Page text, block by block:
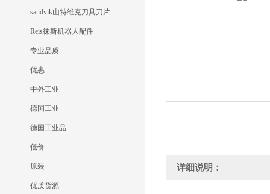
sandvik山特维克刀具刀片
Reis徕斯机器人配件
专业品质
优惠
中外工业
德国工业
德国工业品
低价
原装
优质货源
详细说明：